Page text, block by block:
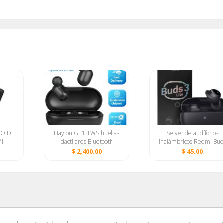
DE
Haylou GT1 TWS huellas
dactilares Bluetooth
estéreo HD inalámbrico
$ 2,400.00
Se vende audífonos
inalámbricos Redmi
Lite 3-45 USD
$ 45.00
Contactar Equipo Condiciones de uso